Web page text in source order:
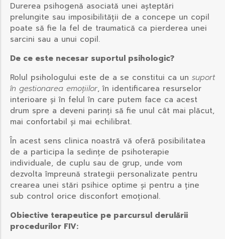
Durerea psihogenă asociată unei așteptări
prelungite sau imposibilității de a concepe un copil
poate să fie la fel de traumatică ca pierderea unei
sarcini sau a unui copil.
De ce este necesar suportul psihologic?
Rolul psihologului este de a se constitui ca un suport
în gestionarea emoțiilor, în identificarea resurselor
interioare și în felul în care putem face ca acest
drum spre a deveni parinți să fie unul cât mai plăcut,
mai confortabil și mai echilibrat.
În acest sens clinica noastră vă oferă posibilitatea
de a participa la sedințe de psihoterapie
individuale, de cuplu sau de grup, unde vom
dezvolta împreună strategii personalizate pentru
crearea unei stări psihice optime și pentru a ține
sub control orice disconfort emoțional.
Obiective terapeutice pe parcursul derulării
procedurilor FIV: